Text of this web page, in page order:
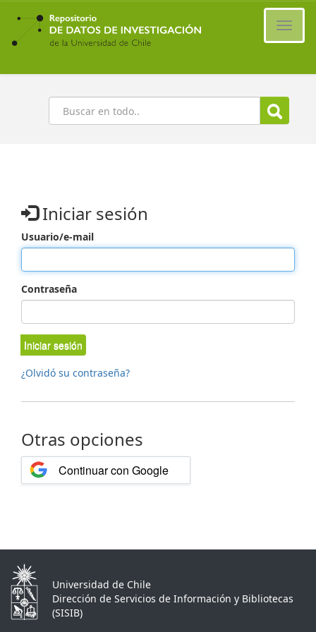
Ir
contenido
principal
Buscar
Iniciar sesión
Usuario/e-mail
Contraseña
Iniciar sesión
¿Olvidó su contraseña?
Otras opciones
Continuar con Google
Universidad de Chile
Dirección de Servicios de Información y Bibliotecas
(SISIB)